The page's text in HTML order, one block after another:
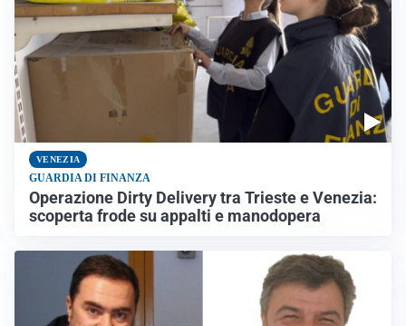
VENEZIA
GUARDIA DI FINANZA
Operazione Dirty Delivery tra Trieste e Venezia:
scoperta frode su appalti e manodopera